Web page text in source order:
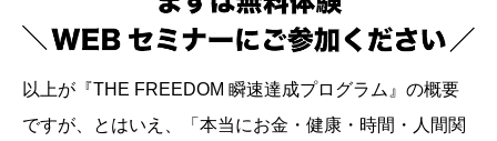
以上が『THE FREEDOM 瞬速達成プログラム』の概要
ですが、とはいえ、「本当にお金・健康・時間・人間関